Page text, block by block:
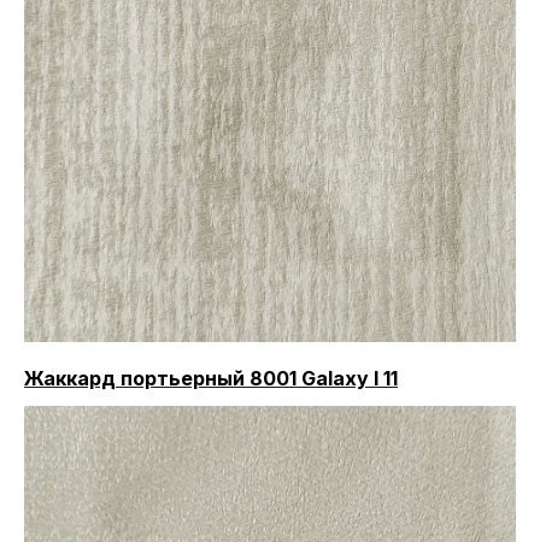
Жаккард портьерный 8001 Galaxy I 11